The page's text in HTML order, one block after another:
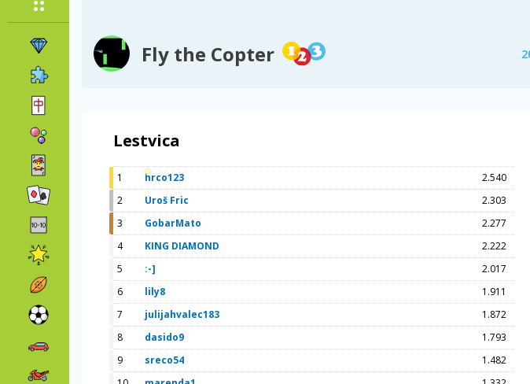
Fly the Copter
Lestvica
1 hrco123
2.540
2
Uroš Fric
2.303
3
GobarMato
2.277
4
KING DIAMOND
2.222
5
:-]
2.017
6
lily8
1.911
7
julijahvalec183
1.872
8
dasido9
1.793
9
sreco54
1.482